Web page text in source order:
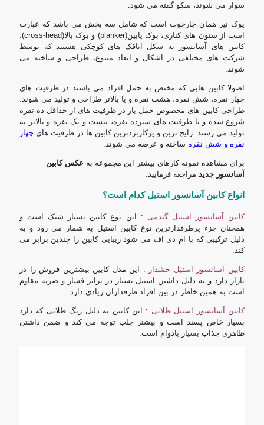
سوار می شوند، سکو گفته می شود.
یوک نیز همان چارچوب است که شامل سه بخش می باشد که عبارت
است از ستون های کناری، بوک پایین(planker) و بوک بالا(cross-head).
کابین های آسانسور به شکل اتاقک های کوچکی هستند که توسط
شرکت های مختلفی در اشکال و ابعاد متنوع، طراحی و ساخته می
شوند.
اصولا کابین هایی که مختص به حمل افراد می باشند در ظرفیت های
چهار نفره، شش نفره، هشت نفره و یا بالاتر طراحی و تولید می شوند.
طراحی کابین های مخصوص حمل بار در ظرفیت های از حداقل ده نفره
شروع شده و تا ظرفیت های سیزده نفره، بیست و یک نفره و بالاتر به
تولید می رسند. رایج ترین و پرکاربردترین کابین ها در ظرفیت های چهار
نفره و شش نفره ساخته و عرضه می شوند.
برای مشاهده نمونه کارهای بیشتر این مجموعه به عکس کابین
آسانسور جدید مراجعه فرمایید.
انواع کابین آسانسور استیل کدام است؟
کابین آسانسور استیل گندمی : این نوع کابین بسیار شیک است و
همچنان جزء پرطرفدارترین نوع کابین استیل به شمار می رود و به
دلیل ترکیبی که با ام دی اف می ‌شود زیبایی کابین را چندین برابر می
کند.
کابین آسانسور استیل خشدار
: این مدل کابین بیشترین فروش را در
بازار دارد و به دلیل داشتن استیل بسیار در برابر فشار و ضربه مقاوم
است به همین خاطر در بین افراد طرفداران زیادی دارد.
کابین آسانسور استیل طلایی : این کابین به دلیل رنگ طلایی که دارد
بسیار خاص پسند است و بیشتر جلب توجه می کند و ضمن داشتن
ظاهری جذاب بسیار بادوام است.